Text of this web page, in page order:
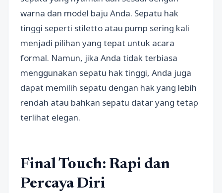
warna dan model baju Anda. Sepatu hak
tinggi seperti stiletto atau pump sering kali
menjadi pilihan yang tepat untuk acara
formal. Namun, jika Anda tidak terbiasa
menggunakan sepatu hak tinggi, Anda juga
dapat memilih sepatu dengan hak yang lebih
rendah atau bahkan sepatu datar yang tetap
terlihat elegan.
Final Touch: Rapi dan
Percaya Diri